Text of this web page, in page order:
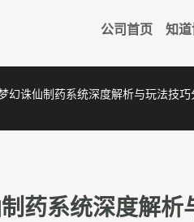
公司首页 知
幻诛仙制药系统深度解析与玩法技
药系统深度解析